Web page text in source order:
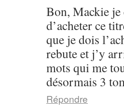
Bon, Mackie je
d’acheter ce
que je dois
rebute et j’y
mots qui me
désormais 3
Répondre